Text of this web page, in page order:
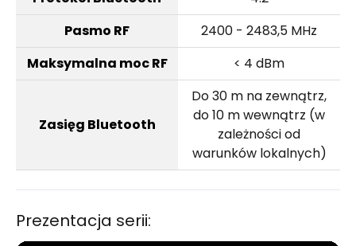
Pasmo RF
2400 - 2483,5 MHz
Maksymalna moc RF
< 4 dBm
Zasięg Bluetooth
Do 30 m na zewnątrz,
do 10 m wewnątrz (w
zależności od
warunków lokalnych)
Prezentacja serii: